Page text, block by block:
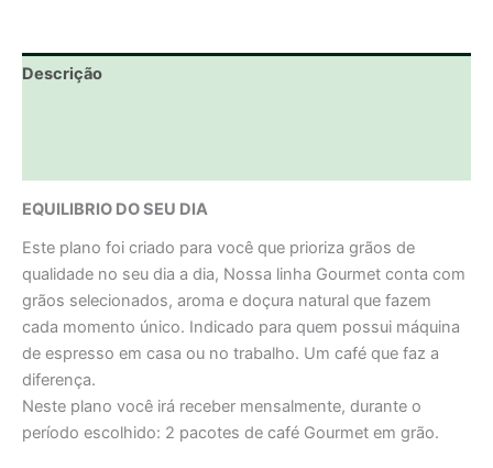
Descrição
EQUILIBRIO DO SEU DIA
Este plano foi criado para você que prioriza grãos de
qualidade no seu dia a dia, Nossa linha Gourmet conta com
grãos selecionados, aroma e doçura natural que fazem
cada momento único. Indicado para quem possui máquina
de espresso em casa ou no trabalho. Um café que faz a
diferença.
Neste plano você irá receber mensalmente, durante o
período escolhido: 2 pacotes de café Gourmet em grão.